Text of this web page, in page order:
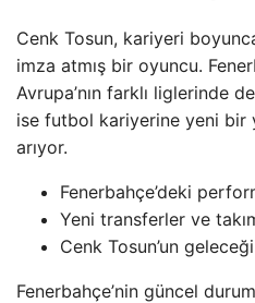
Cenk Tosun, kariyeri
imza atmış bir oyuncu.
Avrupa’nın farklı liglerinde
ise futbol kariyerine yeni bir
arıyor.
Fenerbahçe’deki
Yeni transferler ve
Cenk Tosun’un geleceği
Fenerbahçe’nin güncel